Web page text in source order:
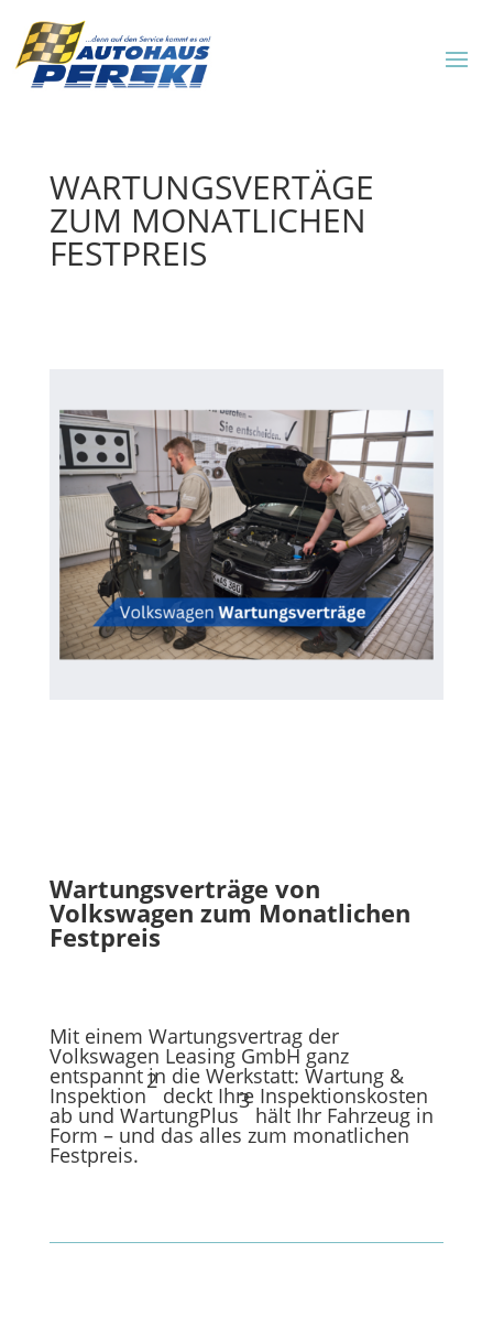
WARTUNGSVERTÄGE
ZUM MONATLICHEN
FESTPREIS
Wartungsverträge von
Volkswagen zum Monatlichen
Festpreis
Mit einem Wartungsvertrag der
Volkswagen Leasing GmbH ganz
entspannt in die Werkstatt: Wartung &
Inspektion
2
deckt Ihre Inspektionskosten
ab und WartungPlus
3
hält Ihr Fahrzeug in
Form – und das alles zum monatlichen
Festpreis.